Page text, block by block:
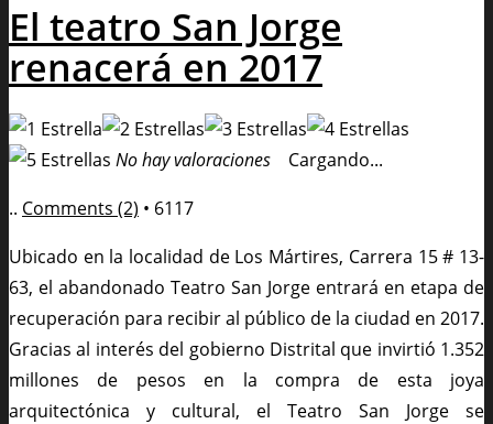
El teatro San Jorge
renacerá en 2017
No hay valoraciones
Cargando...
.. Comments (2) • 6117
Ubicado en la localidad de Los Mártires, Carrera 15 # 13-
63, el abandonado Teatro San Jorge entrará en etapa de
recuperación para recibir al público de la ciudad en 2017.
Gracias al interés del gobierno Distrital que invirtió 1.352
millones de pesos en la compra de esta joya
arquitectónica y cultural, el Teatro San Jorge se